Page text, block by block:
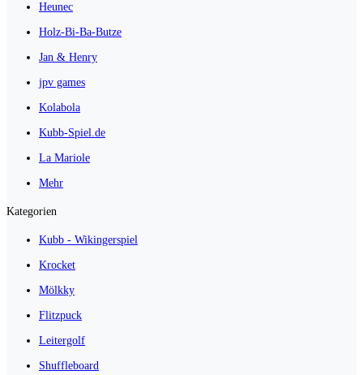
Heunec
Holz-Bi-Ba-Butze
Jan & Henry
jpv games
Kolabola
Kubb-Spiel.de
La Mariole
Mehr
Kategorien
Kubb - Wikingerspiel
Krocket
Mölkky
Flitzpuck
Leitergolf
Shuffleboard